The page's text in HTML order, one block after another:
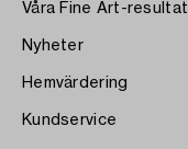
Våra Fine Art-resultat
Nyheter
Hemvärdering
Kundservice